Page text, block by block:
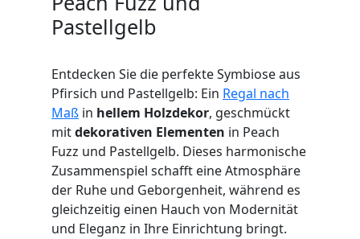
Pastellgelb
Entdecken Sie die perfekte Symbiose aus
Pfirsich und Pastellgelb: Ein Regal nach
Maß in hellem Holzdekor, geschmückt
mitdekorativen Elementen in Peach
Fuzz und Pastellgelb. Dieses harmonische
Zusammenspiel schafft eine Atmosphäre
der Ruhe und Geborgenheit, während es
gleichzeitig einen Hauch von Modernität
und Eleganz in Ihre Einrichtung bringt.